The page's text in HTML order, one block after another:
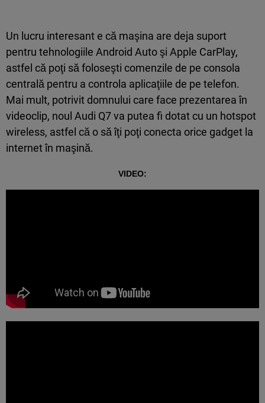
Un lucru interesant e că maşina are deja suport
pentru tehnologiile Android Auto şi Apple CarPlay,
astfel că poţi să foloseşti comenzile de pe consola
centrală pentru a controla aplicaţiile de pe telefon.
Mai mult, potrivit domnului care face prezentarea în
videoclip, noul Audi Q7 va putea fi dotat cu un hotspot
wireless, astfel că o să îţi poţi conecta orice gadget la
internet în maşină.
VIDEO: